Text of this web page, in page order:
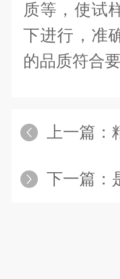
质等，使试
下进行，准
的品质符合
上一篇：
下一篇：